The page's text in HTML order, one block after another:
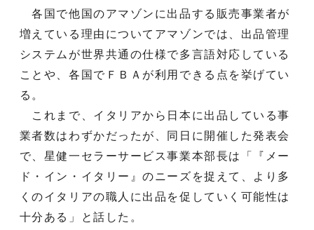
各国で他国のアマゾンに出品する販売事業者が
増えている理由についてアマゾンでは、出品管理
システムが世界共通の仕様で多言語対応している
ことや、各国でＦＢＡが利用できる点を挙げてい
る。
これまで、イタリアから日本に出品している事
業者数はわずかだったが、同日に開催した発表会
で、星健一セラーサービス事業本部長は「『メー
ド・イン・イタリー』のニーズを捉えて、より多
くのイタリアの職人に出品を促していく可能性は
十分ある」と話した。